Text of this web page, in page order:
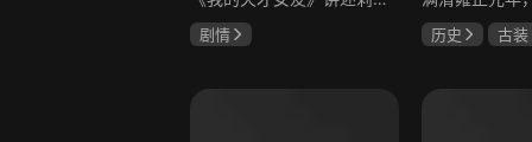
剧情
历史
古装